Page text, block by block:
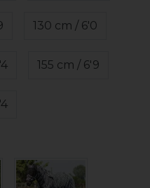
130 cm / 6'0
155 cm / 6'9